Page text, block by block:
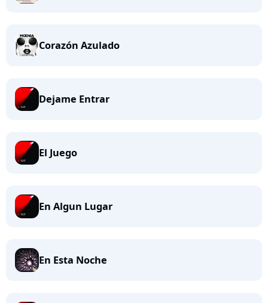
Corazón Azulado
Dejame Entrar
El Juego
En Algun Lugar
En Esta Noche